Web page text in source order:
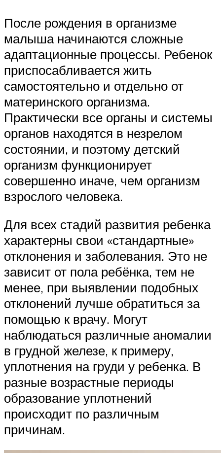
После рождения в организме
малыша начинаются сложные
адаптационные процессы. Ребенок
приспосабливается жить
самостоятельно и отдельно от
материнского организма.
Практически все органы и системы
органов находятся в незрелом
состоянии, и поэтому детский
организм функционирует
совершенно иначе, чем организм
взрослого человека.
Для всех стадий развития ребенка
характерны свои «стандартные»
отклонения и заболевания. Это не
зависит от пола ребёнка, тем не
менее, при выявлении подобных
отклонений лучше обратиться за
помощью к врачу. Могут
наблюдаться различные аномалии
в грудной железе, к примеру,
уплотнения на груди у ребенка. В
разные возрастные периоды
образование уплотнений
происходит по различным
причинам.